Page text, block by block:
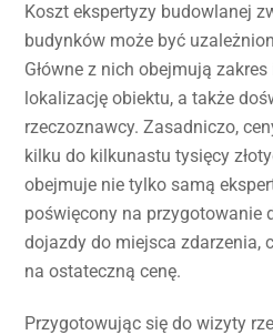
Koszt ekspertyzy budowlanej
budynków może być
Główne z nich obejmują
lokalizację obiektu, a także
rzeczoznawcy. Zasadniczo,
kilku do kilkunastu tysięcy
obejmuje nie tylko samą
poświęcony na przygotowanie
dojazdy do miejsca zdarzenia,
na ostateczną cenę.
Przygotowując się do wizyty